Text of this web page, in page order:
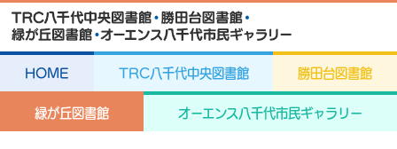
HOME TRC八千代中央図書館 勝田台図書館
緑が丘図書館 オーエンス八千代市民ギャラリー